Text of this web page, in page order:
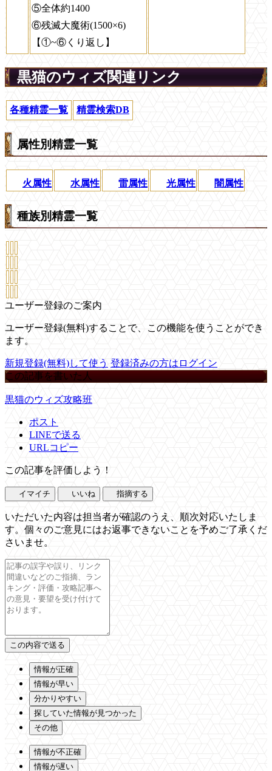
⑤全体約1400
⑥残滅大魔術(1500×6)
【①~⑥くり返し】
黒猫のウィズ関連リンク
各種精霊一覧 精霊検索DB
属性別精霊一覧
火属性 水属性 雷属性 光属性 闇属性
種族別精霊一覧
ユーザー登録のご案内
ユーザー登録(無料)することで、この機能を使うことができ
ます。
新規登録(無料)して使う 登録済みの方はログイン
この記事を書いた人
黒猫のウィズ攻略班
ポスト
LINEで送る
URLコピー
この記事を評価しよう！
イマイチ いいね 指摘する
いただいた内容は担当者が確認のうえ、順次対応いたしま
す。個々のご意見にはお返事できないことを予めご了承くだ
さいませ。
情報が正確
情報が早い
分かりやすい
探していた情報が見つかった
その他
情報が不正確
情報が遅い